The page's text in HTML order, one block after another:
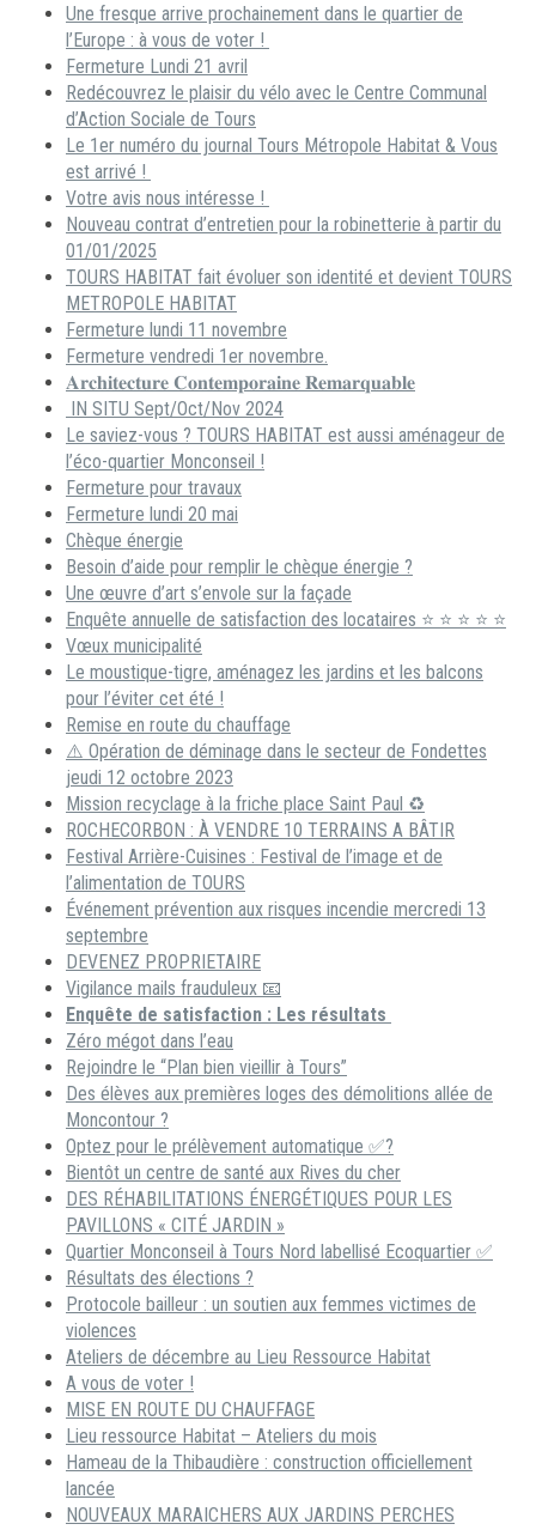
Une fresque arrive prochainement dans le quartier de
l’Europe : à vous de voter !
Fermeture Lundi 21 avril
Redécouvrez le plaisir du vélo avec le Centre Communal
d’Action Sociale de Tours
Le 1er numéro du journal Tours Métropole Habitat & Vous
est arrivé !
Votre avis nous intéresse !
Nouveau contrat d’entretien pour la robinetterie à partir du
01/01/2025
TOURS HABITAT fait évoluer son identité et devient TOURS
METROPOLE HABITAT
Fermeture lundi 11 novembre
Fermeture vendredi 1er novembre.
𝐀𝐫𝐜𝐡𝐢𝐭𝐞𝐜𝐭𝐮𝐫𝐞 𝐂𝐨𝐧𝐭𝐞𝐦𝐩𝐨𝐫𝐚𝐢𝐧𝐞 𝐑𝐞𝐦𝐚𝐫𝐪𝐮𝐚𝐛𝐥𝐞
IN SITU Sept/Oct/Nov 2024
Le saviez-vous ? TOURS HABITAT est aussi aménageur de
l’éco-quartier Monconseil !
Fermeture pour travaux
Fermeture lundi 20 mai
Chèque énergie
Besoin d’aide pour remplir le chèque énergie ?
Une œuvre d’art s’envole sur la façade
Enquête annuelle de satisfaction des locataires ⭐ ⭐ ⭐ ⭐ ⭐
Vœux municipalité
Le moustique-tigre, aménagez les jardins et les balcons
pour l’éviter cet été !
Remise en route du chauffage
⚠️ Opération de déminage dans le secteur de Fondettes
jeudi 12 octobre 2023
Mission recyclage à la friche place Saint Paul ♻️
ROCHECORBON : À VENDRE 10 TERRAINS A BÂTIR
Festival Arrière-Cuisines : Festival de l’image et de
l’alimentation de TOURS
Événement prévention aux risques incendie mercredi 13
septembre
DEVENEZ PROPRIETAIRE
Vigilance mails frauduleux 📧
Enquête de satisfaction : Les résultats
Zéro mégot dans l’eau
Rejoindre le “Plan bien vieillir à Tours”
Des élèves aux premières loges des démolitions allée de
Moncontour ?
Optez pour le prélèvement automatique ✅?
Bientôt un centre de santé aux Rives du cher
DES RÉHABILITATIONS ÉNERGÉTIQUES POUR LES
PAVILLONS « CITÉ JARDIN »
Quartier Monconseil à Tours Nord labellisé Ecoquartier ✅
Résultats des élections ?
Protocole bailleur : un soutien aux femmes victimes de
violences
Ateliers de décembre au Lieu Ressource Habitat
A vous de voter !
MISE EN ROUTE DU CHAUFFAGE
Lieu ressource Habitat – Ateliers du mois
Hameau de la Thibaudière : construction officiellement
lancée
NOUVEAUX MARAICHERS AUX JARDINS PERCHES